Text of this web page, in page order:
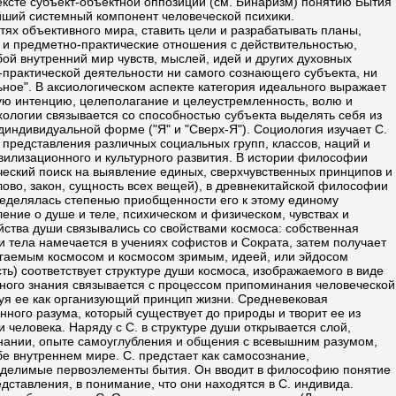
системный компонент человеческой психики.
объективного мира, ставить цели и разрабатывать планы,
практические отношения с действительностью,
внутренний мир чувств, мыслей, идей и других духовных
деятельности ни самого сознающего субъекта, ни
В аксиологическом аспекте категория идеального выражает
интенцию, целеполагание и целеустремленность, волю и
связывается со способностью субъекта выделять себя из
форме ("Я" и "Сверх-Я"). Социология изучает С.
различных социальных групп, классов, наций и
и культурного развития. В истории философии
поиск на выявление единых, сверхчувственных принципов и
закон, сущность всех вещей), в древнекитайской философии
степенью приобщенности его к этому единому
о душе и теле, психическом и физическом, чувствах и
души связывались со свойствами космоса: собственная
намечается в учениях софистов и Сократа, затем получает
космосом и космосом зримым, идеей, или эйдосом
соответствует структуре души космоса, изображаемого в виде
знания связывается с процессом припоминания человеческой
ее как организующий принцип жизни. Средневековая
разума, который существует до природы и творит ее из
Наряду с С. в структуре души открывается слой,
опыте самоуглубления и общения с всевышним разумом,
внутреннем мире. С. предстает как самосознание,
первоэлементы бытия. Он вводит в философию понятие
в понимание, что они находятся в С. индивида.